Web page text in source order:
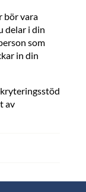
bör vara
delar i din
som
in din
av